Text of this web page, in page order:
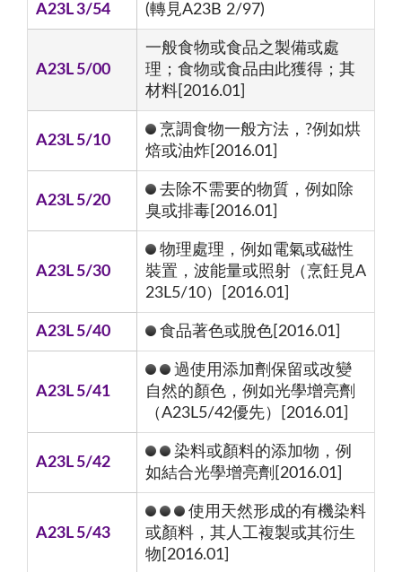
A23L 3/54 (轉見A23B 2/97)
A23L 5/00
一般食物或食品之製備或處
理；食物或食品由此獲得；其
材料[2016.01]
A23L 5/10
烹調食物一般方法，?例如烘
焙或油炸[2016.01]
A23L 5/20
去除不需要的物質，例如除
臭或排毒[2016.01]
A23L 5/30
物理處理，例如電氣或磁性
裝置，波能量或照射（烹飪見A
23L5/10）[2016.01]
A23L 5/40 食品著色或脫色[2016.01]
A23L 5/41
過使用添加劑保留或改變
自然的顏色，例如光學增亮劑
（A23L5/42優先）[2016.01]
A23L 5/42
染料或顏料的添加物，例
如結合光學增亮劑[2016.01]
A23L 5/43
使用天然形成的有機染料
或顏料，其人工複製或其衍生
物[2016.01]